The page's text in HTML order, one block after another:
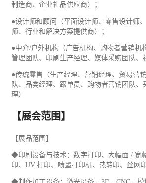
制造商、企业礼品供应商）；
●设计师和顾问（平面设计师、零售设计师
师、行业和解决方案提供商）；
●中介/户外机构（广告机构、购物者营销机
管理团队、印刷生产经理、媒体采购团队、
●传统零售（生产经理、营销经理、 贸易营
队、品类经理、跟单员、购物者营销团队、
理）
【展会范围】
【展品范围】
◆印刷 设备与技术：数字打印、大幅面 / 宽
印、UV 打印、喷墨打印机、热转印、丝网